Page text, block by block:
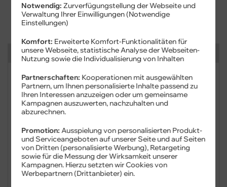
Suchen
Kategorien
FAQ: Am häufigsten gesucht
Festnetz
Kundendaten
Mobilfunk
Notwendig: Zurverfügungstellung der Webseite und
Verwaltung Ihrer Einwilligungen (Notwendige
Einstellungen)
Komfort: Erweiterte Komfort-Funktionalitäten für
unsere Webseite, statistische Analyse der Webseiten-
Nutzung sowie die Individualisierung von Inhalten
Partnerschaften: Kooperationen mit ausgewählten
Partnern, um Ihnen personalisierte Inhalte passend zu
Ihren Interessen anzuzeigen oder um gemeinsame
Kampagnen auszuwerten, nachzuhalten und
abzurechnen.
Promotion:Ausspielung von personalisierten Produkt-
und Serviceangeboten auf unserer Seite und auf Seiten
von Dritten (personalisierte Werbung), Retargeting
sowie für die Messung der Wirksamkeit unserer
Kampagnen. Hierzu setzten wir Cookies von
Werbepartnern (Drittanbieter) ein.